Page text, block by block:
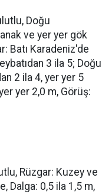
Doğu
ve yer yer gök
Batı Karadeniz'de
3 ila 5; Doğu
2 ila 4, yer yer 5
yer 2,0 m, Görüş:
Rüzgar: Kuzey ve
Dalga: 0,5 ila 1,5 m,